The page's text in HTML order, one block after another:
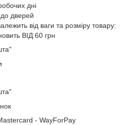
дні
дверей
від ваги та розміру товару:
ВІД 60 грн
- WayForPay